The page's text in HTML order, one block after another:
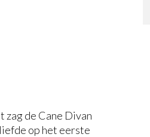
zag de Cane Divan
op het eerste